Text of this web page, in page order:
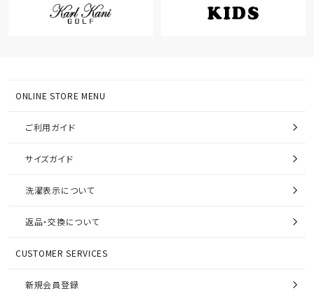
ONLINE STORE MENU
ご利用ガイド
サイズガイド
洗濯表示について
返品・交換について
CUSTOMER SERVICES
新規会員登録